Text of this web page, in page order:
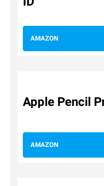
AMAZON
Apple Pencil
AMAZON